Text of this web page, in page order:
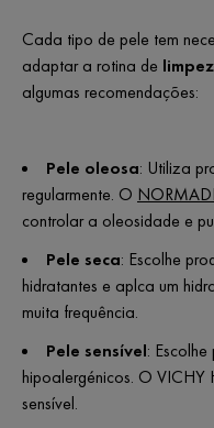
Cada tipo de pele tem
adaptar a rotina de
algumas recomendações:
Pele oleosa: Utiliza
regularmente. O
controlar a oleosidade e
Pele seca: Escolhe
hidratantes e aplca um
muita frequência.
Pele sensível:
hipoalergénicos. O
sensível.